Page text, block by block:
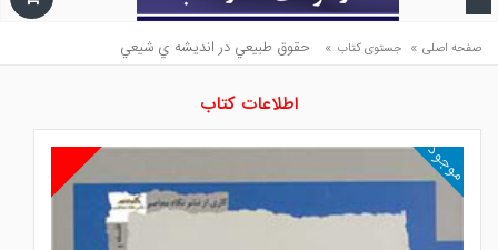
صفحه اصلی » جستوی کتاب » حقوق طبيعي در انديشه ي شيعي
اطلاعات کتاب
موجود